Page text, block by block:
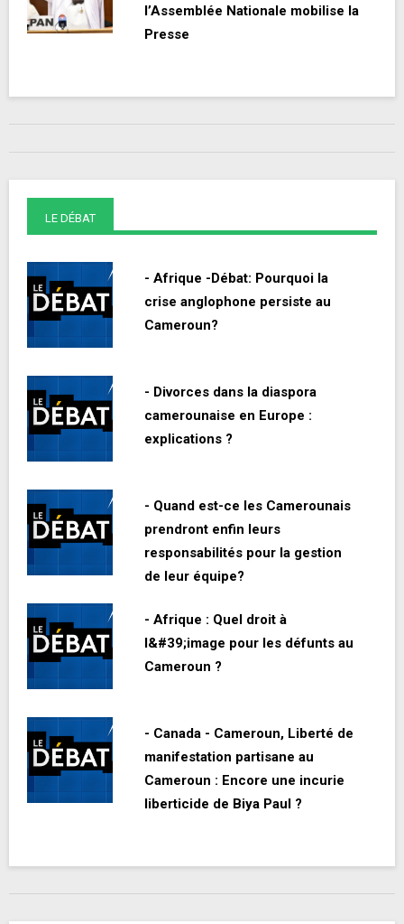
l’Assemblée Nationale mobilise la
Presse
LE DÉBAT
- Afrique -Débat: Pourquoi la
crise anglophone persiste au
Cameroun?
- Divorces dans la diaspora
camerounaise en Europe :
explications ?
- Quand est-ce les Camerounais
prendront enfin leurs
responsabilités pour la gestion
de leur équipe?
- Afrique : Quel droit à
l&#39;image pour les défunts au
Cameroun ?
- Canada - Cameroun, Liberté de
manifestation partisane au
Cameroun : Encore une incurie
liberticide de Biya Paul ?